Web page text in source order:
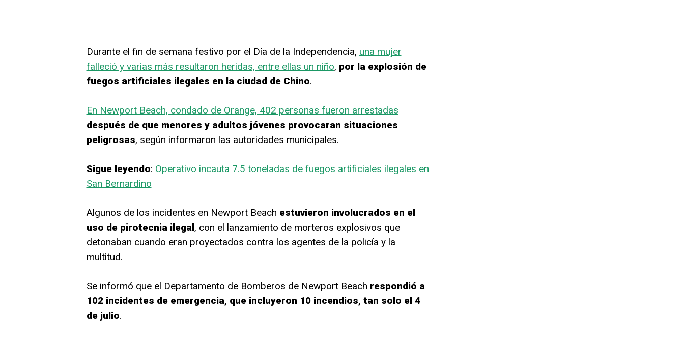
Durante el fin de semana festivo por el Día de la Independencia, una mujer
falleció y varias más resultaron heridas, entre ellas un niño, por la explosión de
fuegos artificiales ilegales en la ciudad de Chino.
En Newport Beach, condado de Orange, 402 personas fueron arrestadas
después de que menores y adultos jóvenes provocaran situaciones
peligrosas, según informaron las autoridades municipales.
Sigue leyendo: Operativo incauta 7.5 toneladas de fuegos artificiales ilegales en
San Bernardino
Algunos de los incidentes en Newport Beach estuvieron involucrados en el
uso de pirotecnia ilegal, con el lanzamiento de morteros explosivos que
detonaban cuando eran proyectados contra los agentes de la policía y la
multitud.
Se informó que el Departamento de Bomberos de Newport Beach respondió a
102 incidentes de emergencia, que incluyeron 10 incendios, tan solo el 4
de julio.